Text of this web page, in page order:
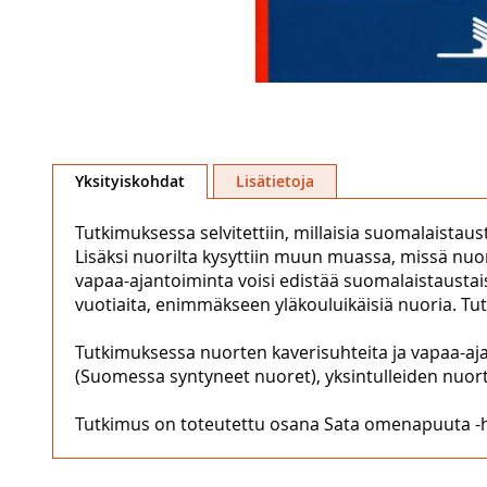
to
the
images
gallery
Yksityiskohdat
Tutkimuksessa selvitettiin, millaisia
Lisäksi nuorilta kysyttiin muun muassa, missä
vapaa-ajantoiminta voisi edistää
vuotiaita, enimmäkseen yläkouluikäisiä nuoria.
Tutkimuksessa nuorten kaverisuhteita ja vapaa-
(Suomessa syntyneet nuoret), yksintulleiden
Tutkimus on toteutettu osana Sata omenapuuta
Lisätietoja